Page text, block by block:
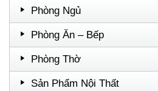
Phòng Ngủ
Phòng Ăn – Bếp
Phòng Thờ
Sản Phẩm Nội Thất